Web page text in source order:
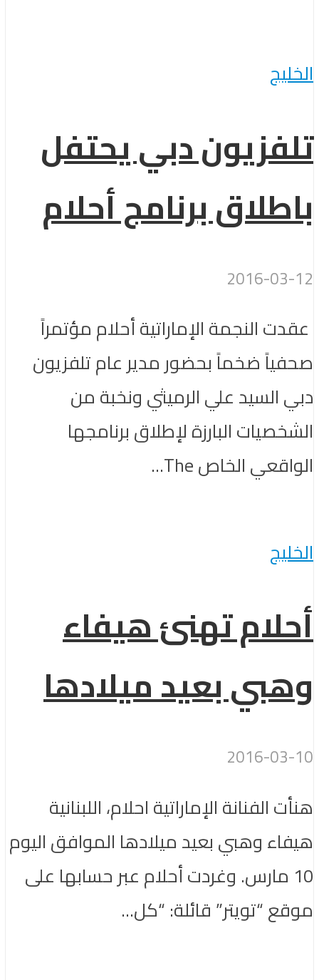
الخليج
تلفزيون دبي يحتفل
باطلاق برنامج أحلام
2016-03-12
عقدت النجمة الإماراتية أحلام مؤتمراً
صحفياً ضخماً بحضور مدير عام تلفزيون
دبي السيد علي الرميثي ونخبة من
الشخصيات البارزة لإطلاق برنامجها
الواقعي الخاص The...
الخليج
أحلام تهنئ هيفاء
وهبي بعيد ميلادها
2016-03-10
هنأت الفنانة الإماراتية احلام، اللبنانية
هيفاء وهبي بعيد ميلادها الموافق اليوم
10 مارس. وغردت أحلام عبر حسابها على
موقع “تويتر” قائلة: “كل...